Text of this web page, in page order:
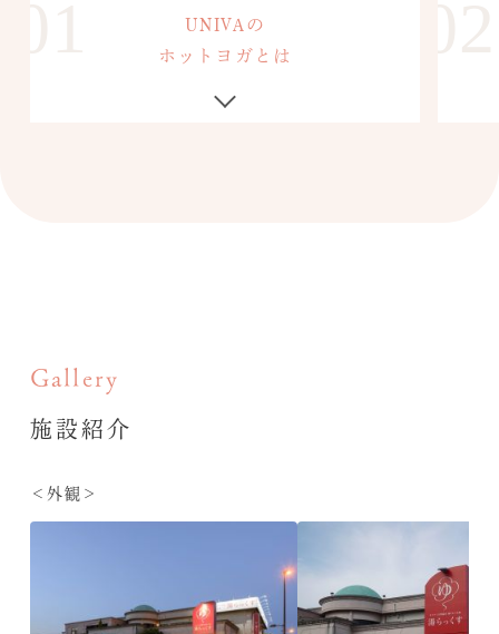
UNIVAの
ホットヨガとは
Gallery
施設紹介
＜外観＞